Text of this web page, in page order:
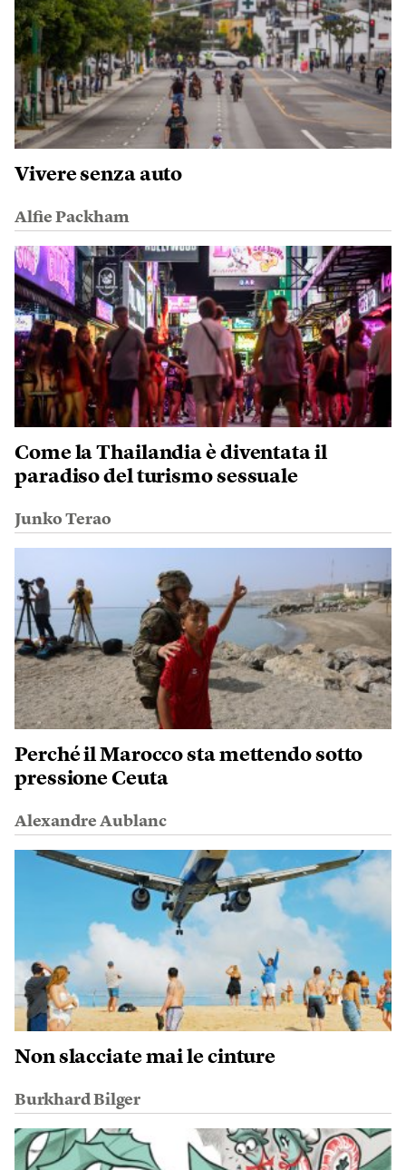
Vivere senza auto
Alfie Packham
Come la Thailandia è diventata il
paradiso del turismo sessuale
Junko Terao
Perché il Marocco sta mettendo sotto
pressione Ceuta
Alexandre Aublanc
Non slacciate mai le cinture
Burkhard Bilger